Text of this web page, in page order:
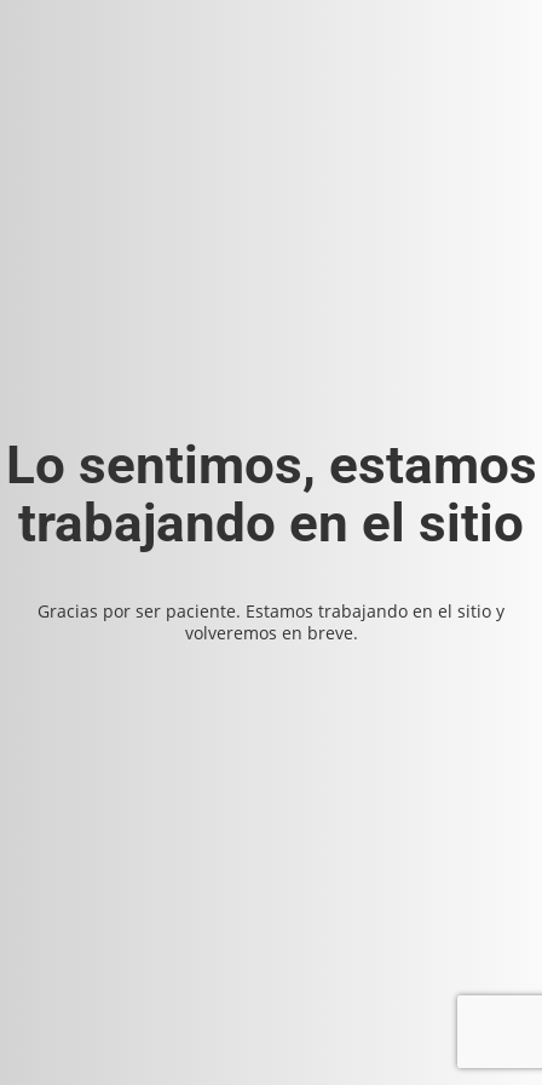
Lo sentimos, estamos
trabajando en el sitio
Gracias por ser paciente. Estamos trabajando en el sitio y
volveremos en breve.